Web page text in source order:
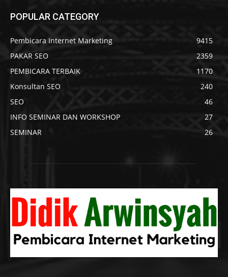
POPULAR CATEGORY
Pembicara Internet Marketing
9415
PAKAR SEO
2359
PEMBICARA TERBAIK
1170
Konsultan SEO
240
SEO
46
INFO SEMINAR DAN WORKSHOP
27
SEMINAR
26